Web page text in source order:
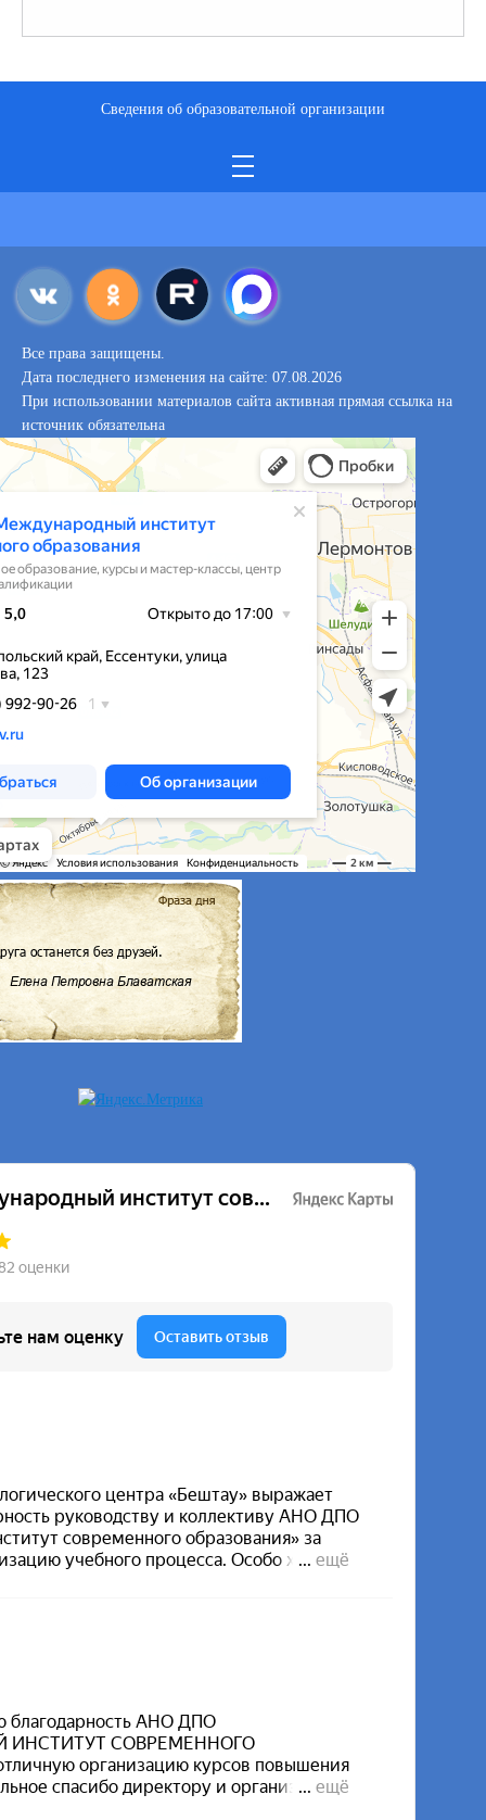
Сведения об образовательной организации
Все права защищены.
Дата последнего изменения на сайте: 07.08.2026
При использовании материалов сайта активная прямая ссылка на
источник обязательна